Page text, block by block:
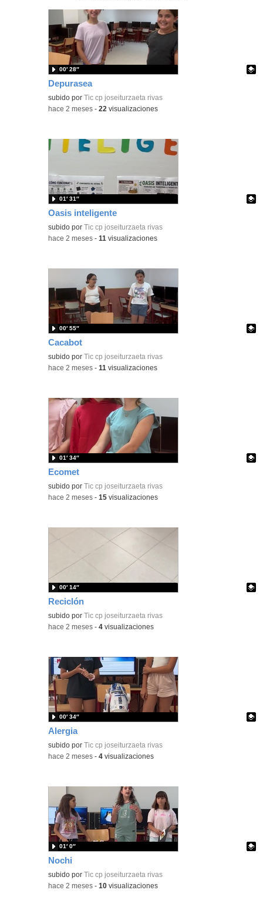
Depurasea
Contenido educativo.
subido porTic cp joseiturzaeta rivas
00′ 28″
-hace 2 meses -22 visualizaciones
Oasis inteligente
Contenido educativo.
subido porTic cp joseiturzaeta rivas
01′ 31″
-hace 2 meses -11 visualizaciones
Cacabot
Contenido educativo.
subido porTic cp joseiturzaeta rivas
00′ 55″
-hace 2 meses -11 visualizaciones
Ecomet
Contenido educativo.
subido porTic cp joseiturzaeta rivas
01′ 34″
-hace 2 meses -15 visualizaciones
Reciclón
Contenido educativo.
subido porTic cp joseiturzaeta rivas
00′ 14″
-hace 2 meses -4 visualizaciones
Alergia
Contenido educativo.
subido porTic cp joseiturzaeta rivas
00′ 34″
-hace 2 meses -4 visualizaciones
Nochi
Contenido educativo.
subido porTic cp joseiturzaeta rivas
01′ 0″
-hace 2 meses -10 visualizaciones